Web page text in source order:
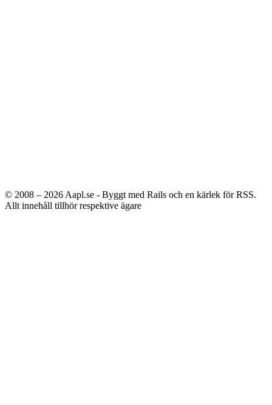
© 2008 – 2026 Aapl.se - Byggt med Rails och en kärlek för RSS.
Allt innehåll tillhör respektive ägare